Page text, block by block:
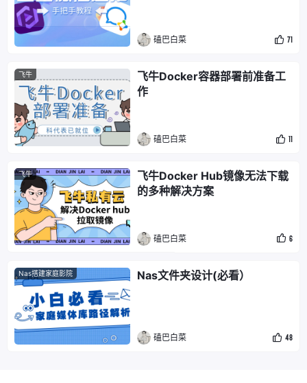
磕巴白菜 71
飞牛
飞牛Docker容器部署前准备工
作
磕巴白菜 11
飞牛
飞牛Docker Hub镜像无法下载
的多种解决方案
磕巴白菜 6
Nas搭建家庭影院 Nas文件夹设计(必看）
磕巴白菜 48